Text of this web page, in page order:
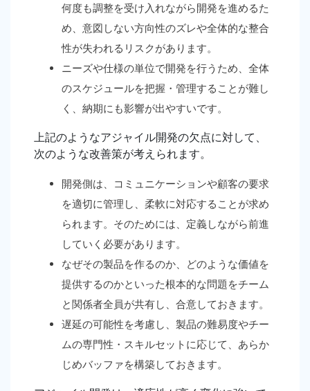
何度も調整を受け入れながら開発を進めるた
め、意図しない方向性のズレや全体的な整合
性が失われるリスクがあります。
ニーズや仕様の単位で開発を行うため、全体
のスケジュールを把握・管理することが難し
く、納期にも影響が出やすいです。
上記のようなアジャイル開発の欠点に対して、
次のような改善策が考えられます。
開発側は、コミュニケーションや顧客の要求
を適切に管理し、柔軟に対応することが求め
られます。そのためには、定義しながら前進
していく必要があります。
なぜその製品を作るのか、どのような価値を
提供するのかといった根本的な問題をチーム
と関係者全員が共有し、合意しておきます。
遅延の可能性を考慮し、製品の難易度やチー
ムの専門性・スキルセットに応じて、あらか
じめバッファを構築しておきます。